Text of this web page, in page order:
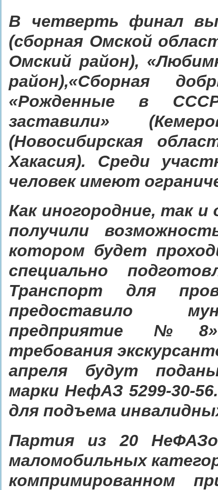
В четверть финал
(сборная Омской
Омский район),
район),«Сборная
«Рожденные в
заставили»
(Новосибирская
Хакасия). Среди
человек имеют
Как иногородние, так
получили
котором будет
специально
Транспорт для
предоставило
предприятие №8».
требования
апреля будут
марки НефАЗ 5299-30-
для подъема
Партия из 20
маломобильных
компримированном